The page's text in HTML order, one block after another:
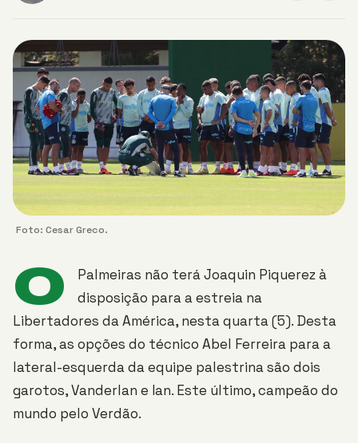
Foto: Cesar Greco.
O
Palmeiras não terá Joaquin Piquerez à
disposição para a estreia na
Libertadores da América, nesta quarta (5). Desta
forma, as opções do técnico Abel Ferreira para a
lateral-esquerda da equipe palestrina são dois
garotos, Vanderlan e Ian. Este último, campeão do
mundo pelo Verdão.